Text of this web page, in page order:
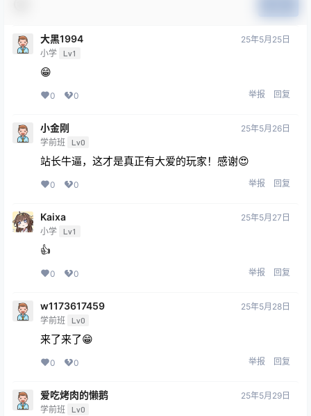
大黑1994
小学 Lv1
25年5月25日
😁
0 0 举报 回复
小金刚
学前班 Lv0
25年5月26日
站长牛逼，这才是真正有大爱的玩家！感谢😍
0 0 举报 回复
Kaixa
小学 Lv1
25年5月27日
👍
0 0 举报 回复
w1173617459
学前班 Lv0
25年5月28日
来了来了😁
0 0 举报 回复
爱吃烤肉的懒鹅
学前班 Lv0
25年5月29日